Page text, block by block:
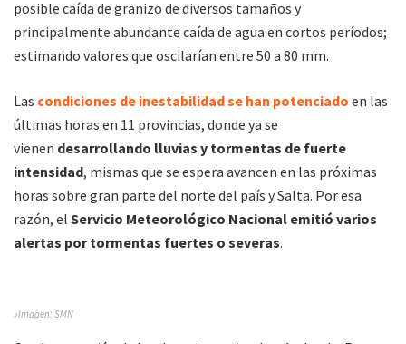
posible caída de granizo de diversos tamaños y
principalmente abundante caída de agua en cortos períodos;
estimando valores que oscilarían entre 50 a 80 mm.
Las condiciones de inestabilidad se han potenciado en las
últimas horas en 11 provincias, donde ya se
vienen desarrollando lluvias y tormentas de fuerte
intensidad, mismas que se espera avancen en las próximas
horas sobre gran parte del norte del país y Salta. Por esa
razón, el Servicio Meteorológico Nacional emitió varios
alertas por tormentas fuertes o severas.
»Imagen: SMN